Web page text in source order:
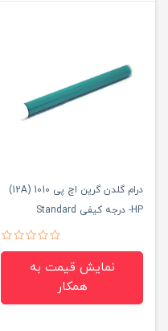
درام گلدن گرین اچ پی 1010 (12A)
HP- درجه کیفی Standard
نمایش قیمت به
همکار